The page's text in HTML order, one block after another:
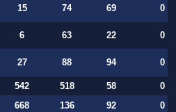
15 74 69
0
6 63 22
0
27 88 94 0
542 518 58
0
668 136 92
0